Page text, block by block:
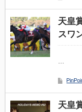
天皇
スワ
…
天皇